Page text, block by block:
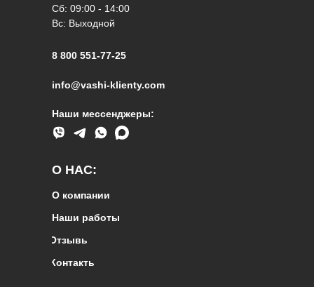
8 800 551-77-25
info@vashi-klienty.com
Сб: 09:00 - 14:00
Вс: Выходной
Контакты
О компании
Наши работы
О НАС:
Наши мессенджеры:
Отзывы